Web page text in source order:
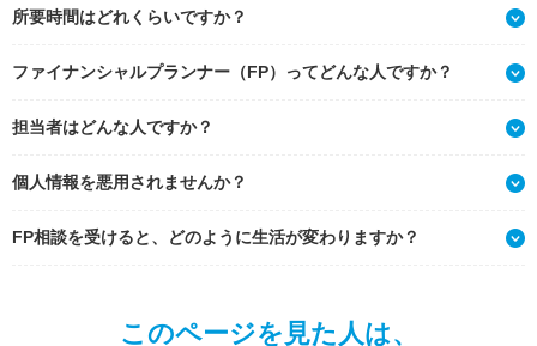
所要時間はどれくらいですか？
ファイナンシャルプランナー（FP）ってどんな人ですか？
担当者はどんな人ですか？
個人情報を悪用されませんか？
FP相談を受けると、どのように生活が変わりますか？
このページを見た人は、